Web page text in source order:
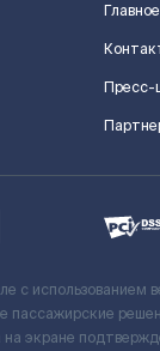
Пресс-
с
на экране